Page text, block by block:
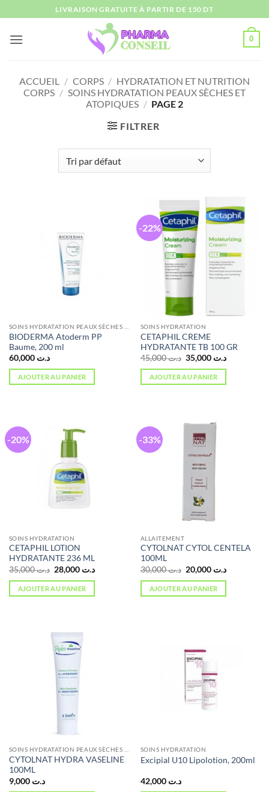
au
contenu
LIVRAISON GRATUITE À PARTIR DE 150 DT
0
ACCUEIL / CORPS / HYDRATATION ET NUTRITION
CORPS / SOINS HYDRATATION PEAUX SÈCHES ET
ATOPIQUES / PAGE 2
FILTRER
BIODERMA Atoderm PP
Baume, 200 ml
د.ت 60,000
AJOUTER AU PANIER
-22%
SOINS HYDRATATION
CETAPHIL CREME
HYDRATANTE TB 100 GR
د.ت45,000
Le
prix
initial
était :
د.ت 35,000
Le
AJOUTER AU PANIER
-20%
SOINS HYDRATATION
CETAPHIL LOTION
HYDRATANTE 236 ML
د.ت35,000
Le
prix
initial
était :
د.ت 28,000
Le
AJOUTER AU PANIER
-33%
ALLAITEMENT
CYTOLNAT CYTOL CENTELA
100ML
د.ت30,000
Le
prix
initial
était :
د.ت 20,000
Le
AJOUTER AU PANIER
SOINS HYDRATATION PEAUX SÈCHES ET ATOPIQUES
CYTOLNAT HYDRA VASELINE
100ML
د.ت 9,000
SOINS HYDRATATION
Excipial U10 Lipolotion, 200ml
د.ت 42,000